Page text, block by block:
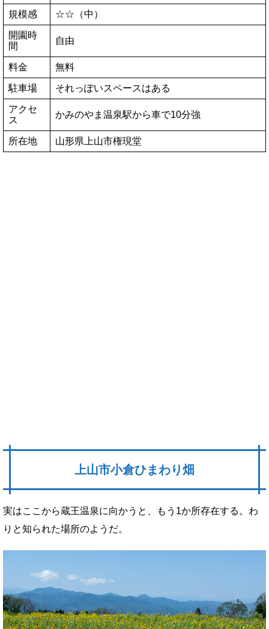
規模感 ☆☆（中）
開園時
間
自由
料金 無料
駐車場 それっぽいスペースはある
アクセ
ス
かみのやま温泉駅から車で10分強
所在地 山形県上山市権現堂
上山市小倉ひまわり畑
実はここから蔵王温泉に向かうと、もう1か所存在する。わ
りと知られた場所のようだ。